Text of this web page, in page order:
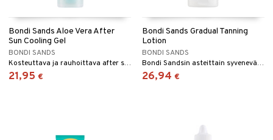
Bondi Sands Aloe Vera After
Sun Cooling Gel
BONDI SANDS
Kosteuttava ja rauhoittava after sun -voide aloe veralla Bondi Sandsilta
21,95 €
Bondi Sands Gradual Tanning
Lotion
BONDI SANDS
Bondi Sandsin asteittain syvenevä itseruskettava aurinkovoide
26,94 €